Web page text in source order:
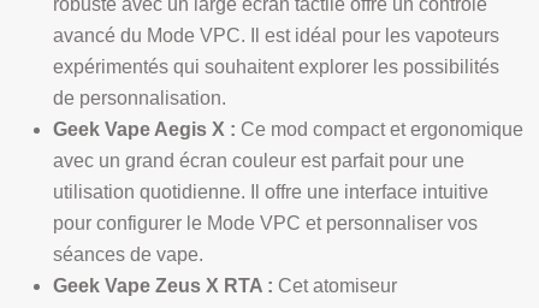
robuste avec un large écran tactile offre un contrôle
avancé du Mode VPC. Il est idéal pour les vapoteurs
expérimentés qui souhaitent explorer les possibilités
de personnalisation.
Geek Vape Aegis X : Ce mod compact et ergonomique
avec un grand écran couleur est parfait pour une
utilisation quotidienne. Il offre une interface intuitive
pour configurer le Mode VPC et personnaliser vos
séances de vape.
Geek Vape Zeus X RTA : Cet atomiseur